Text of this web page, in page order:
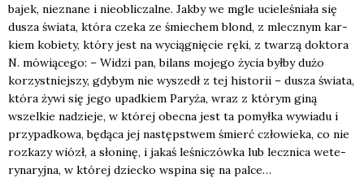
bajek, nie­zna­ne i nie­obli­czal­ne. Jak­by we mgle ucie­le­śnia­ła się
dusza świa­ta, któ­ra cze­ka ze śmie­chem blond, z mlecz­nym kar­
kiem kobie­ty, któ­ry jest na wycią­gnię­cie ręki, z twa­rzą dok­to­ra
N. mówią­ce­go: – Widzi pan, bilans moje­go życia był­by dużo
korzyst­niej­szy, gdy­bym nie wyszedł z tej histo­rii – dusza świa­ta,
któ­ra żywi się jego upad­kiem Pary­ża, wraz z któ­rym giną
wszel­kie nadzie­je, w któ­rej obec­na jest ta pomył­ka wywia­du i
przy­pad­ko­wa, będą­ca jej następ­stwem śmierć czło­wie­ka, co nie
roz­ka­zy wiózł, a sło­ni­nę, i jakaś leśni­czów­ka lub lecz­ni­ca wete­
ry­na­ryj­na, w któ­rej dziec­ko wspi­na się na pal­ce…